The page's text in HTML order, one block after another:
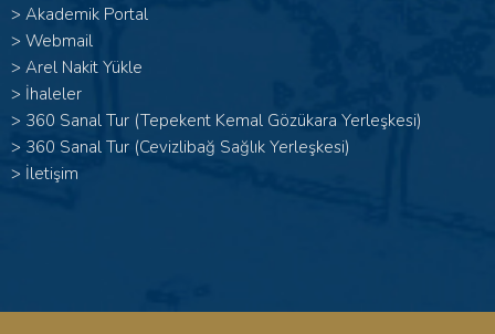
> Akademik Portal
> Webmail
> Arel Nakit Yükle
> İhaleler
> 360 Sanal Tur (Tepekent Kemal Gözükara Yerleşkesi)
> 360 Sanal Tur (Cevizlibağ Sağlık Yerleşkesi)
> İletişim